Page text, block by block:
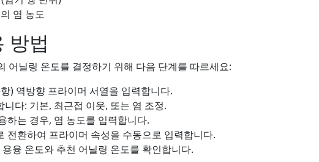
염 농도
방법
어닐링 온도를 결정하기 위해 다음 단계를 따르세요:
) 역방향 프라이머 서열을 입력합니다.
니다: 기본, 최근접 이웃, 또는 염 조정.
하는 경우, 염 농도를 입력합니다.
전환하여 프라이머 속성을 수동으로 입력합니다.
용융 온도와 추천 어닐링 온도를 확인합니다.